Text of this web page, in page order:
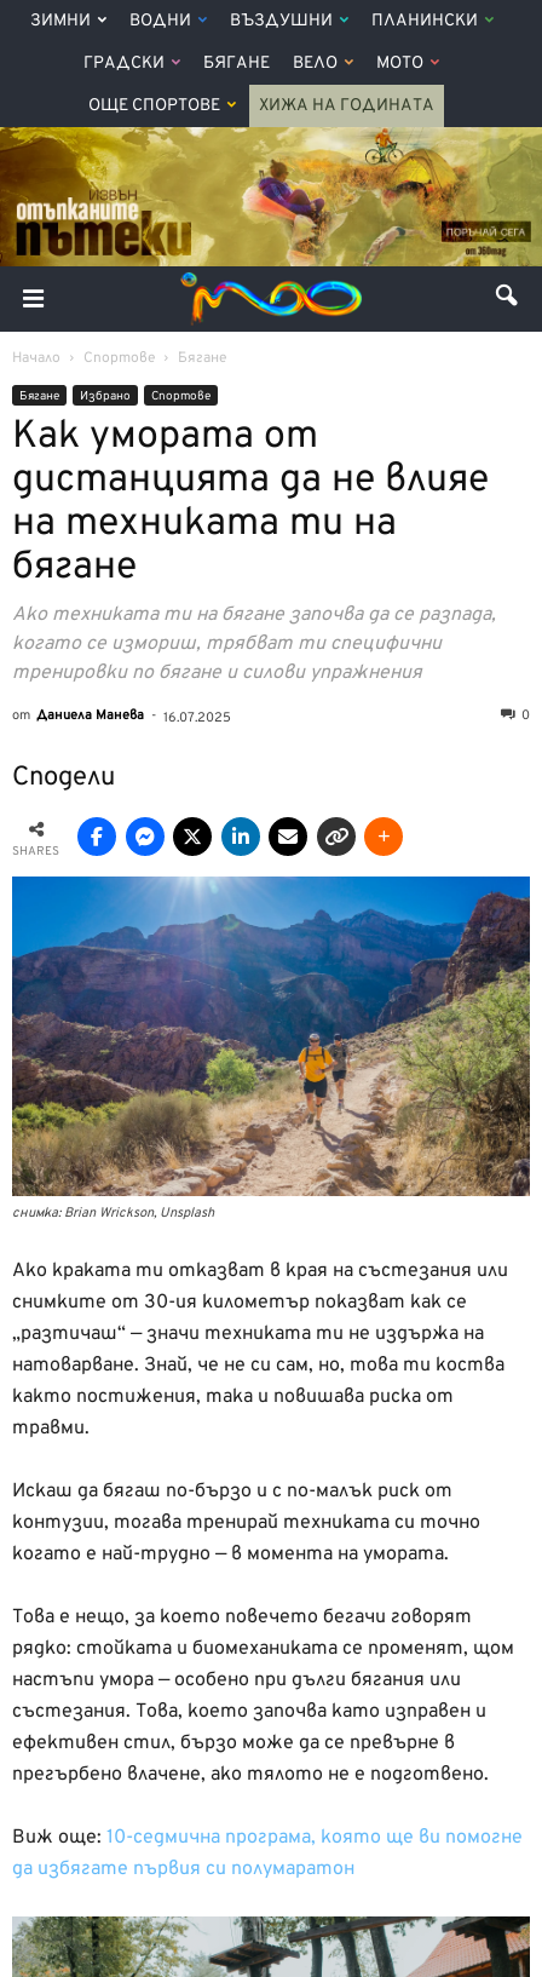
ЗИМНИ ВОДНИ ВЪЗДУШНИ ПЛАНИНСКИ
ГРАДСКИ БЯГАНЕ ВЕЛО МОТО
ОЩЕ СПОРТОВЕ ХИЖА НА ГОДИНАТА
Начало Спортове Бягане
Бягане Избрано Спортове
Как умората от
дистанцията да не влияе
на техниката ти на
бягане
Ако техниката ти на бягане започва да се разпада,
когато се измориш, трябват ти специфични
тренировки по бягане и силови упражнения
от Даниела Манева - 16.07.2025 0
Сподели
SHARES
снимка: Brian Wrickson, Unsplash
Ако краката ти отказват в края на състезания или
снимките от 30-ия километър показват как се
„разтичаш“ — значи техниката ти не издържа на
натоварване. Знай, че не си сам, но, това ти коства
както постижения, така и повишава риска от
травми.
Искаш да бягаш по-бързо и с по-малък риск от
контузии, тогава тренирай техниката си точно
когато е най-трудно — в момента на умората.
Това е нещо, за което повечето бегачи говорят
рядко: стойката и биомеханиката се променят, щом
настъпи умора — особено при дълги бягания или
състезания. Това, което започва като изправен и
ефективен стил, бързо може да се превърне в
прегърбено влачене, ако тялото не е подготвено.
Виж още: 10-седмична програма, която ще ви помогне
да избягате първия си полумаратон